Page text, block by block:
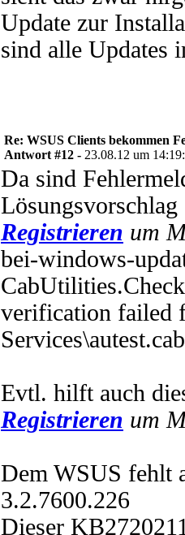
Update zur
sind alle Updates
Re: WSUS Clients bekommen
Antwort #12 - 23.08.12 um
Da sind
Registrieren um
bei-windows-
verification failed
Evtl. hilft auch
Registrieren um
Dem WSUS fehlt
3.2.7600.226
Dieser